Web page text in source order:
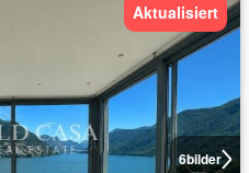
6bilder
Aktualisiert